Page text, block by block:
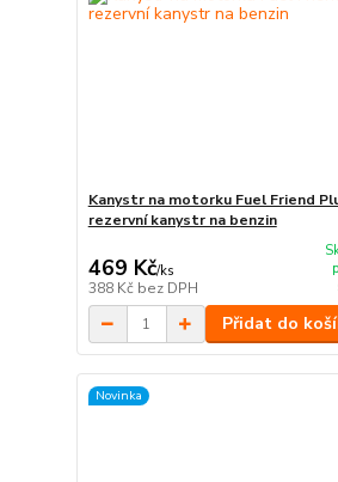
Kanystr na motorku Fuel Friend
rezervní kanystr na benzin
469 Kč/ks
388 Kč bez DPH
Přidat do
Novinka